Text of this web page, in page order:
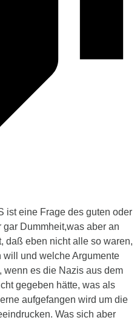
ist eine Frage des guten oder
Dummheit,was aber an
daß eben nicht alle so waren,
und welche Argumente
wenn es die Nazis aus dem
gegeben hätte, was als
aufgefangen wird um die
Was sich aber